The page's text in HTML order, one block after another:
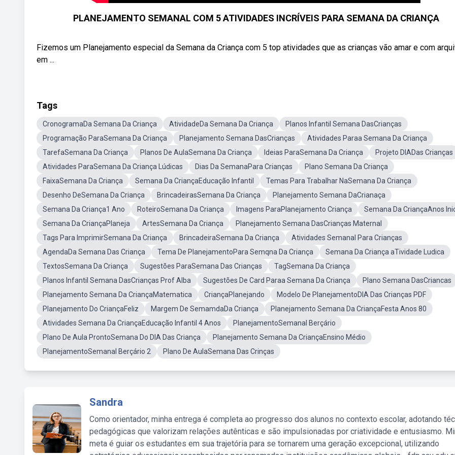
PLANEJAMENTO SEMANAL COM 5 ATIVIDADES INCRÍVEIS PARA SEMANA DA CRIANÇA
Fizemos um Planejamento especial da Semana da Criança com 5 top atividades que as crianças vão amar e com
em ...
Tags
CronogramaDa Semana Da Criança AtividadeDa Semana Da Criança
Planos Infantil Semana DasCrianças
Programação ParaSemana Da Criança
Planejamento Semana DasCrianças
Atividades Paraa Semana Da Criança
TarefaSemana Da Criança
Planos De AulaSemana Da Criança Ideias ParaSemana Da Criança
Projeto DIADas Crianças
Atividades ParaSemana Da Criança Lúdicas
Dias Da SemanaPara Crianças
Plano Semana Da Criança
FaixaSemana Da Criança
Semana Da CriançaEducação Infantil
Temas Para Trabalhar NaSemana Da Criança
Desenho DeSemana Da Criança
BrincadeirasSemana Da Criança
Planejamento Semana DaCrianaça
Semana Da Criança1 Ano
RoteiroSemana Da Criança Imagens ParaPlanejamento Criança
Semana Da CriançaAnos
Semana Da CriançaPlaneja
ArtesSemana Da Criança
Planejamento Semana DasCrianças Maternal
Tags Para ImprimirSemana Da Criança
BrincadeiraSemana Da Criança
Atividades Semanal Para Crianças
AgendaDa Semana Das Criança
Tema De PlanejamentoPara Semqna Da Criança
Semana Da Criança aTividade Ludica
TextosSemana Da Criança
Sugestões ParaSemana Das Crianças
TagSemana Da Criança
Planos Infantil Semana DasCrianças Prof Alba
Sugestões De Card Paraa Semana Da Criança
Plano Semana DasCriancas
Planejamento Semana Da CriançaMatematica
CriançaPlanejando
Modelo De PlanejamentoDIA Das Crianças PDF
Planejamento Do CriançaFeliz
Margem De SemamdaDa Criança
Planejamento Semana Da CriançaFesta Anos 80
Atividades Semana Da CriançaEducação Infantil 4 Anos
PlanejamentoSemanal Berçário
Plano De Aula ProntoSemana Do DIA Das Criança
Planejamento Semana Da CriançaEnsino Médio
PlanejamentoSemanal Berçário 2
Plano De AulaSemana Das Crinças
Sandra
Como orientador, minha entrega é completa ao progresso dos alunos no contexto escolar, adotando
pedagógicas que valorizam relações autênticas e são impulsionadas por criatividade e entusiasmo.
meta é guiar os estudantes em sua trajetória para se tornarem uma geração excepcional, utilizando